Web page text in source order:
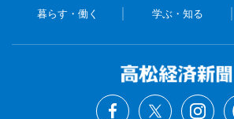
暮らす・働く 学ぶ・知る